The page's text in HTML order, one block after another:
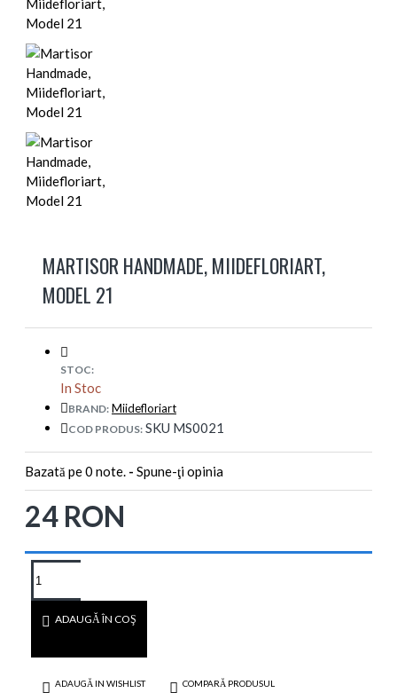
MARTISOR HANDMADE, MIIDEFLORIART,
MODEL 21
STOC:
In Stoc
BRAND: Miidefloriart
COD PRODUS: SKU MS0021
Bazată pe 0 note. - Spune-ţi opinia
24 RON
ADAUGĂ ÎN COŞ
ADAUGĂ IN WISHLIST COMPARĂ PRODUSUL